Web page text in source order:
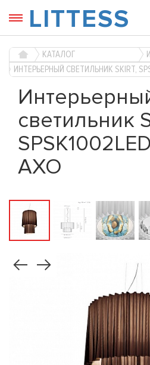
LITTESS
КАТАЛОГ
ИНТЕРЬЕРНЫЙ СВЕТИЛЬНИК SKIRT,
светильник
AXO